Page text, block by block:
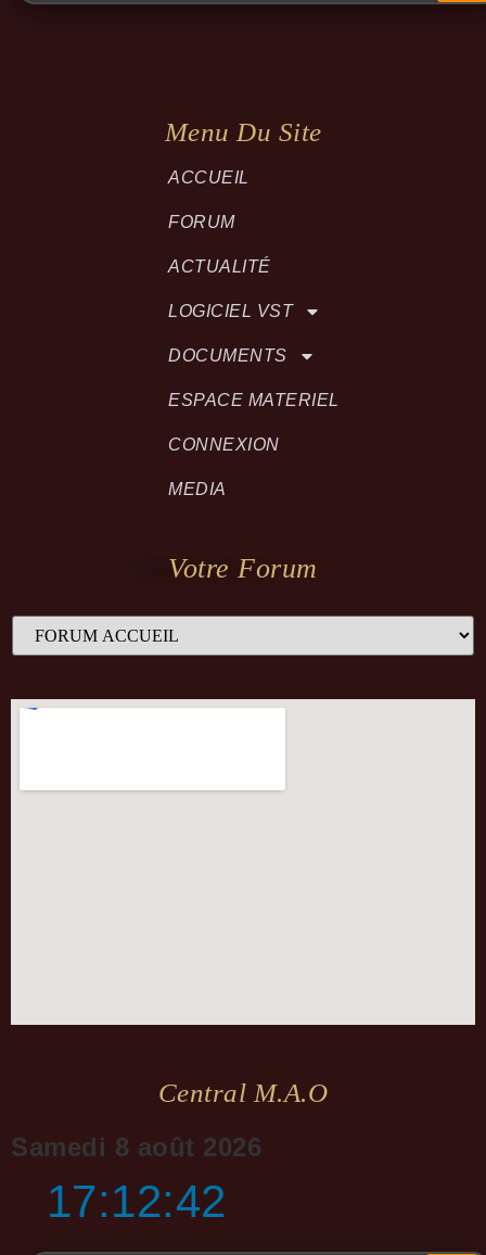
Menu Du Site
ACCUEIL
FORUM
ACTUALITÉ
LOGICIEL VST
DOCUMENTS
ESPACE MATERIEL
CONNEXION
MEDIA
Votre Forum
Central M.a.o
Samedi 8 août 2026
17:12:42